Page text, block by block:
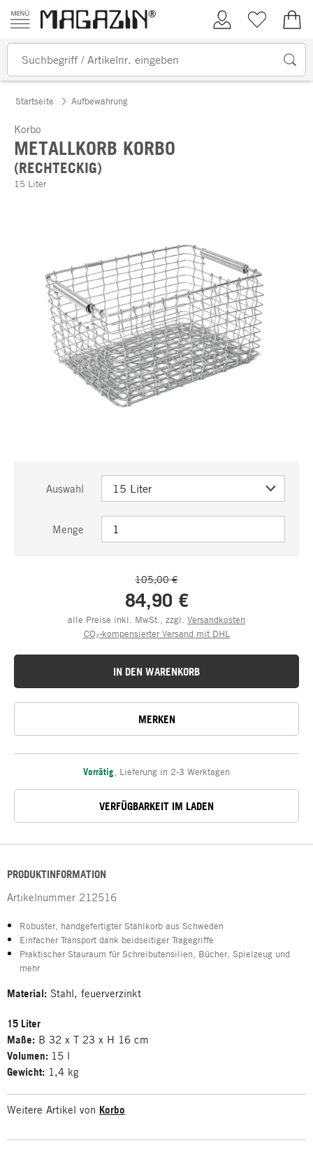
Zum Inhalt springen
Kundenkonto
Merkliste
Startseite Aufbewahrung
Korbo
METALLKORB KORBO
(RECHTECKIG)
15 Liter
Auswahl
Menge
105,00 €
84,90 €
alle Preise inkl. MwSt., zzgl. Versandkosten
CO₂-kompensierter Versand mit DHL
IN DEN WARENKORB
MERKEN
Vorrätig Lieferung in 2-3 Werktagen
VERFÜGBARKEIT IM LADEN
PRODUKTINFORMATION
Artikelnummer 212516
Robuster, handgefertigter Stahlkorb aus Schweden
Einfacher Transport dank beidseitiger Tragegriffe
Praktischer Stauraum für Schreibutensilien, Bücher, Spielzeug und
mehr
Material: Stahl, feuerverzinkt
15 Liter
Maße: B 32 x T 23 x H 16 cm
Volumen: 15 l
Gewicht: 1,4 kg
Weitere Artikel von Korbo